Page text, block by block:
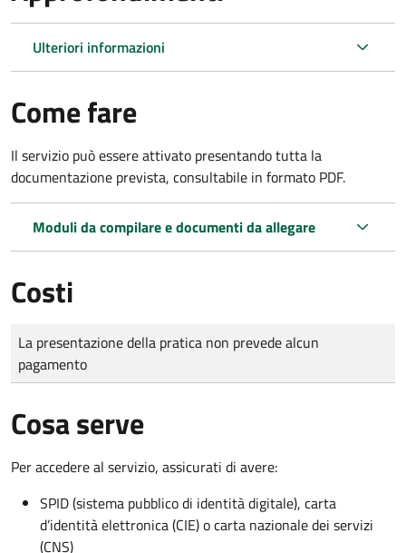
Ulteriori informazioni
Come fare
Il servizio può essere attivato presentando tutta la
documentazione prevista, consultabile in formato PDF.
Moduli da compilare e documenti da allegare
Costi
Tipo di pagamento
Importo
La presentazione della pratica non prevede alcun
pagamento
Cosa serve
Per accedere al servizio, assicurati di avere:
SPID (sistema pubblico di identità digitale), carta
d’identità elettronica (CIE) o carta nazionale dei servizi
(CNS)